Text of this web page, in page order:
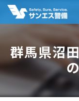
群馬県沼